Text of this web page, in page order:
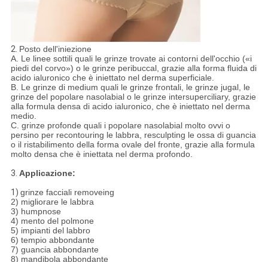
2. Posto dell'iniezione
A. Le linee sottili quali le grinze trovate ai contorni dell'occhio («i
piedi del corvo») o le grinze peribuccal, grazie alla forma fluida di
acido ialuronico che è iniettato nel derma superficiale.
B. Le grinze di medium quali le grinze frontali, le grinze jugal, le
grinze del popolare nasolabial o le grinze intersuperciliary, grazie
alla formula densa di acido ialuronico, che è iniettato nel derma
medio.
C. grinze profonde quali i popolare nasolabial molto ovvi o
persino per recontouring le labbra, resculpting le ossa di guancia
o il ristabilimento della forma ovale del fronte, grazie alla formula
molto densa che è iniettata nel derma profondo.
3. Applicazione:
1) grinze facciali removeing
2) migliorare le labbra
3) humpnose
4) mento del polmone
5) impianti del labbro
6) tempio abbondante
7) guancia abbondante
8) mandibola abbondante